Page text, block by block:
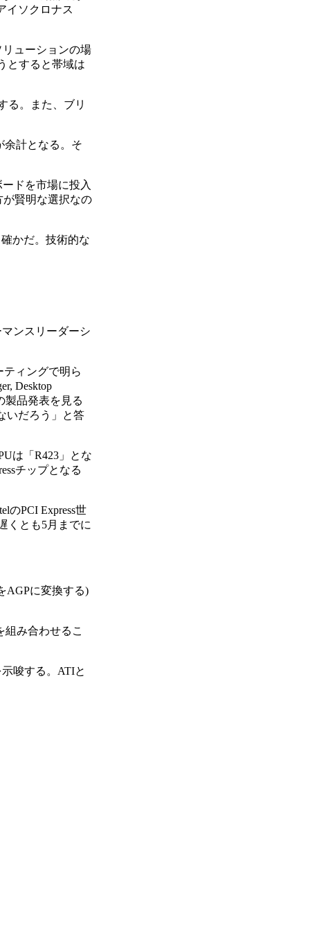
イソクロナス
ューションの場
とすると帯域は
る。また、ブリ
余計となる。そ
ドを市場に投入
が賢明な選択なの
かだ。技術的な
ンスリーダーシ
ィングで明ら
Desktop
製品発表を見る
いだろう」と答
は「R423」とな
チップとなる
のPCI Express世
くとも5月までに
AGPに変換する)
組み合わせるこ
唆する。ATIと